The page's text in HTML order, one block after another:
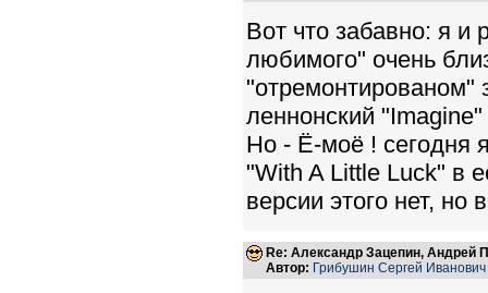
Вот что забавно: я и
любимого" очень
"отремонтированом"
леннонский
Но - Ё-моё ! сегодня
"With A Little Luck" в
версии этого нет, но
Re: Александр Зацепин, Андрей
Автор: Грибушин Сергей Иванович